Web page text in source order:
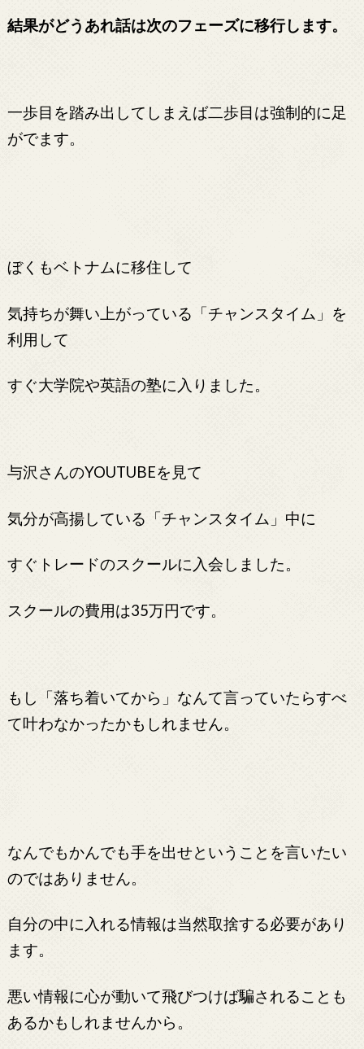
結果がどうあれ話は次のフェーズに移行します。
一歩目を踏み出してしまえば二歩目は強制的に足
がでます。
ぼくもベトナムに移住して
気持ちが舞い上がっている「チャンスタイム」を
利用して
すぐ大学院や英語の塾に入りました。
与沢さんのYOUTUBEを見て
気分が高揚している「チャンスタイム」中に
すぐトレードのスクールに入会しました。
スクールの費用は35万円です。
もし「落ち着いてから」なんて言っていたらすべ
て叶わなかったかもしれません。
なんでもかんでも手を出せということを言いたい
のではありません。
自分の中に入れる情報は当然取捨する必要があり
ます。
悪い情報に心が動いて飛びつけば騙されることも
あるかもしれませんから。